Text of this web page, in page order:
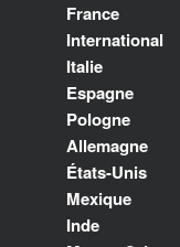
France
International
Italie
Espagne
Pologne
Allemagne
États-Unis
Mexique
Inde